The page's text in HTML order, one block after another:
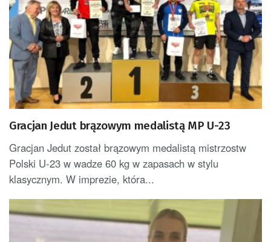
Gracjan Jedut brązowym medalistą MP U-23
Gracjan Jedut został brązowym medalistą mistrzostw
Polski U-23 w wadze 60 kg w zapasach w stylu
klasycznym. W imprezie, która...